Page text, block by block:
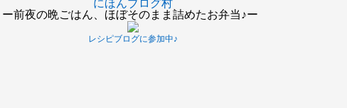
ー前夜の晩ごはん、ほぼそのまま詰めたお弁当♪ー
レシピブログに参加中♪